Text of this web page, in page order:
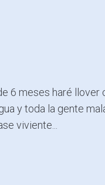
6 meses haré
y toda la gente
viviente...